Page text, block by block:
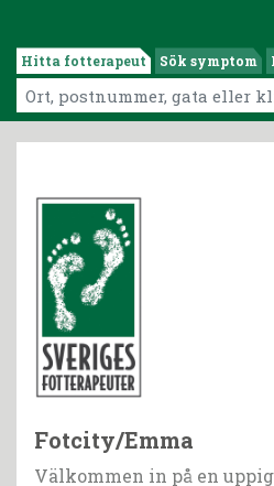
Hitta fotterapeut Sök symptom
Fotcity/Emma
Välkommen in på en